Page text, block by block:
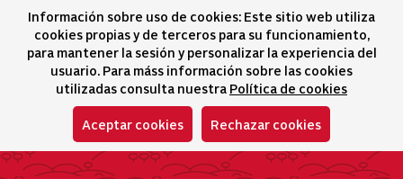
Información sobre uso de cookies: Este sitio web utiliza
cookies propias y de terceros para su funcionamiento,
para mantener la sesión y personalizar la experiencia del
usuario. Para máss información sobre las cookies
utilizadas consulta nuestra Política de cookies
Aceptar cookies Rechazar cookies
Selector idioma
icono
Actualidad